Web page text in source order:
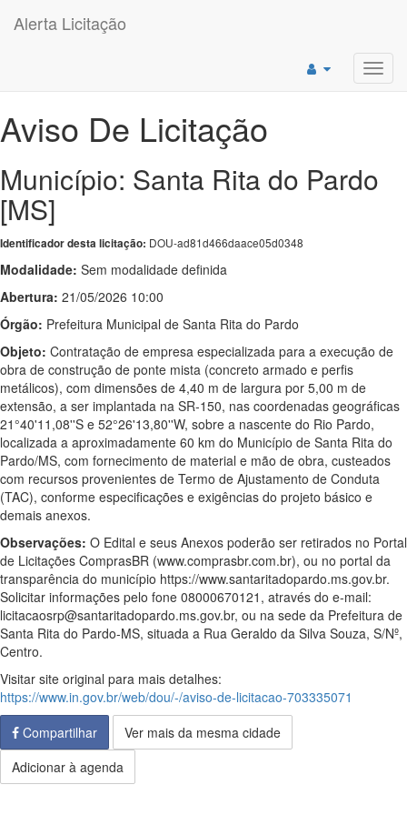
Alerta Licitação
Aviso De Licitação
Município: Santa Rita do Pardo
[MS]
Identificador desta licitação: DOU-ad81d466daace05d0348
Modalidade: Sem modalidade definida
Abertura: 21/05/2026 10:00
Órgão: Prefeitura Municipal de Santa Rita do Pardo
Objeto: Contratação de empresa especializada para a execução de
obra de construção de ponte mista (concreto armado e perfis
metálicos), com dimensões de 4,40 m de largura por 5,00 m de
extensão, a ser implantada na SR-150, nas coordenadas geográficas
21°40'11,08''S e 52°26'13,80''W, sobre a nascente do Rio Pardo,
localizada a aproximadamente 60 km do Município de Santa Rita do
Pardo/MS, com fornecimento de material e mão de obra, custeados
com recursos provenientes de Termo de Ajustamento de Conduta
(TAC), conforme especificações e exigências do projeto básico e
demais anexos.
Observações: O Edital e seus Anexos poderão ser retirados no Portal
de Licitações ComprasBR (www.comprasbr.com.br), ou no portal da
transparência do município https://www.santaritadopardo.ms.gov.br.
Solicitar informações pelo fone 08000670121, através do e-mail:
licitacaosrp@santaritadopardo.ms.gov.br, ou na sede da Prefeitura de
Santa Rita do Pardo-MS, situada a Rua Geraldo da Silva Souza, S/Nº,
Centro.
Visitar site original para mais detalhes:
https://www.in.gov.br/web/dou/-/aviso-de-licitacao-703335071
Compartilhar
Ver mais da mesma cidade
Adicionar à agenda